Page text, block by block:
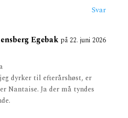
Svar
Egebak på 22. juni 2026
dyrker til efterårshøst, er
Nantaise. Ja der må tyndes